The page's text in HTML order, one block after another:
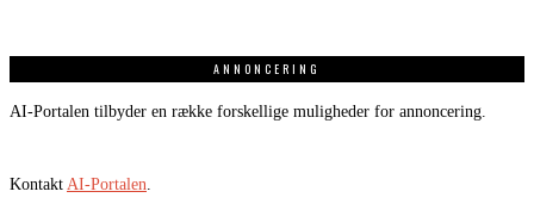
ANNONCERING
AI-Portalen tilbyder en række forskellige muligheder for annoncering.
Kontakt AI-Portalen